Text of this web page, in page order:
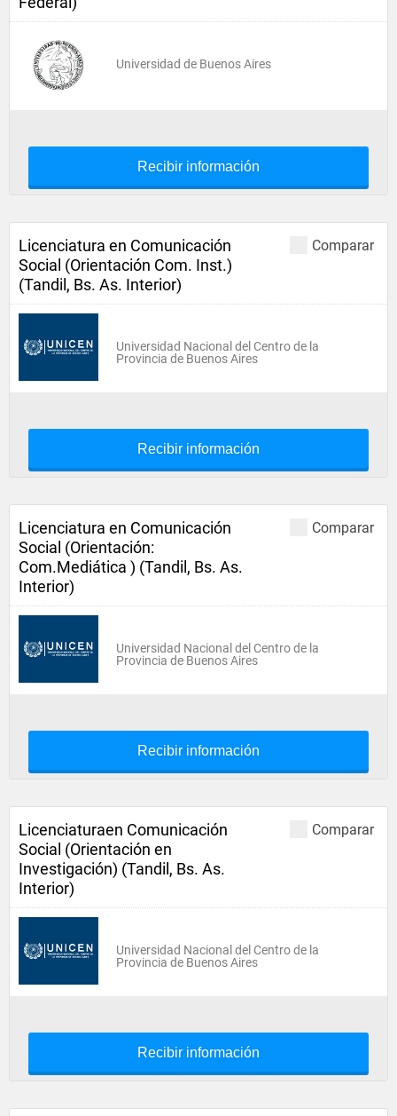
Universidad de Buenos Aires
Recibir información
Comparar
Licenciatura en Comunicación
Social (Orientación Com. Inst.)
(Tandil, Bs. As. Interior)
Universidad Nacional del Centro de la
Provincia de Buenos Aires
Recibir información
Comparar
Licenciatura en Comunicación
Social (Orientación:
Com.Mediática ) (Tandil, Bs. As.
Interior)
Universidad Nacional del Centro de la
Provincia de Buenos Aires
Recibir información
Comparar
Licenciaturaen Comunicación
Social (Orientación en
Investigación) (Tandil, Bs. As.
Interior)
Universidad Nacional del Centro de la
Provincia de Buenos Aires
Recibir información